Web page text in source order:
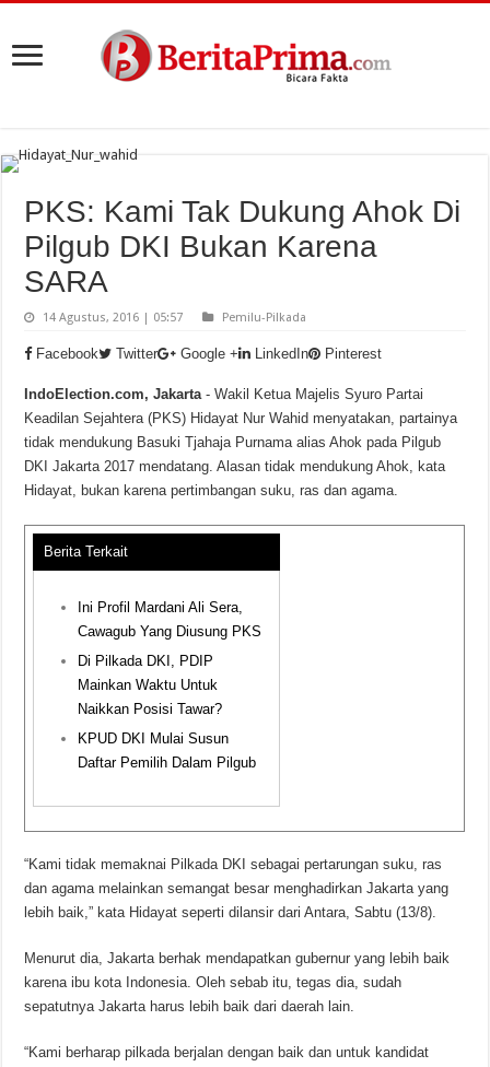
PKS: Kami Tak Dukung Ahok Di
Pilgub DKI Bukan Karena
SARA
14 Agustus, 2016 | 05:57 Pemilu-Pilkada
Facebook Twitter Google + LinkedIn Pinterest
IndoElection.com, Jakarta - Wakil Ketua Majelis Syuro Partai
Keadilan Sejahtera (PKS) Hidayat Nur Wahid menyatakan, partainya
tidak mendukung Basuki Tjahaja Purnama alias Ahok pada Pilgub
DKI Jakarta 2017 mendatang. Alasan tidak mendukung Ahok, kata
Hidayat, bukan karena pertimbangan suku, ras dan agama.
Berita Terkait
Ini Profil Mardani Ali Sera,
Cawagub Yang Diusung PKS
Di Pilkada DKI, PDIP
Mainkan Waktu Untuk
Naikkan Posisi Tawar?
KPUD DKI Mulai Susun
Daftar Pemilih Dalam Pilgub
“Kami tidak memaknai Pilkada DKI sebagai pertarungan suku, ras
dan agama melainkan semangat besar menghadirkan Jakarta yang
lebih baik,” kata Hidayat seperti dilansir dari Antara, Sabtu (13/8).
Menurut dia, Jakarta berhak mendapatkan gubernur yang lebih baik
karena ibu kota Indonesia. Oleh sebab itu, tegas dia, sudah
sepatutnya Jakarta harus lebih baik dari daerah lain.
“Kami berharap pilkada berjalan dengan baik dan untuk kandidat